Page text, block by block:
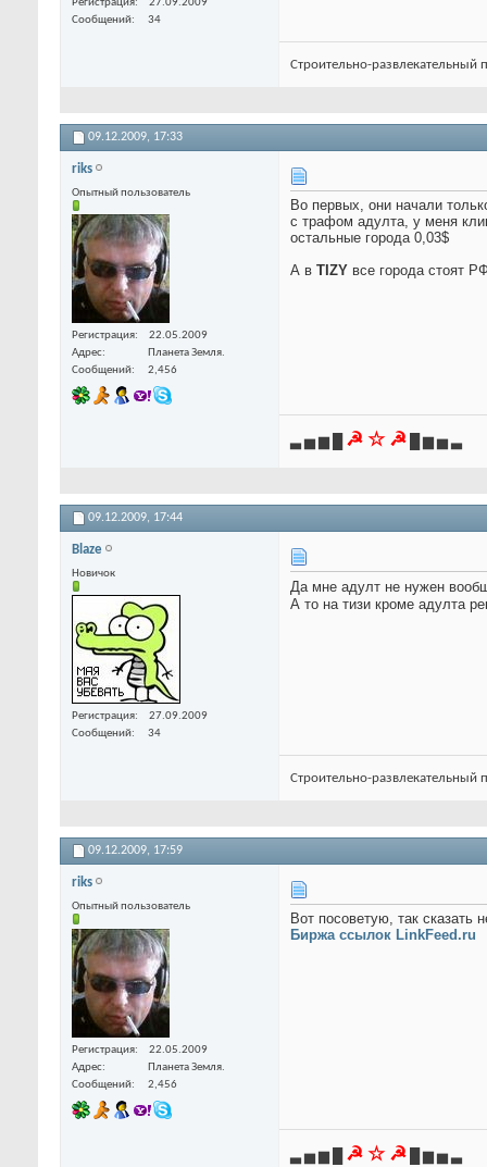
Регистрация
27.09.2009
Сообщений
34
Строительно-развлекательный
09.12.2009, 17:33
riks
Опытный пользователь
Регистрация
22.05.2009
Адрес
Планета Земля.
Сообщений
2,456
Во первых, они начали
с трафом адулта, у меня
остальные города 0,03$
А в TIZY все города стоят
▃ ▅ ▆ █ ☭ ☆ ☭ █ ▆ ▅ ▃
09.12.2009, 17:44
Blaze
Новичок
Регистрация
27.09.2009
Сообщений
34
Да мне адулт не нужен
А то на тизи кроме адулта
Строительно-развлекательный
09.12.2009, 17:59
riks
Опытный пользователь
Регистрация
22.05.2009
Адрес
Планета Земля.
Сообщений
2,456
Вот посоветую, так
Биржа ссылок LinkFeed.ru
▃ ▅ ▆ █ ☭ ☆ ☭ █ ▆ ▅ ▃